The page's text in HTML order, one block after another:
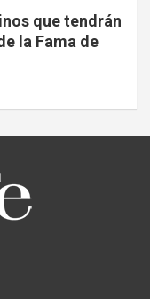
que tendrán
la Fama de